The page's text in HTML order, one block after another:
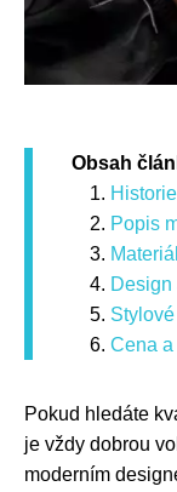
Obsah
Popis
Design
Cena
Pokud hledáte
je vždy dobrou
moderním